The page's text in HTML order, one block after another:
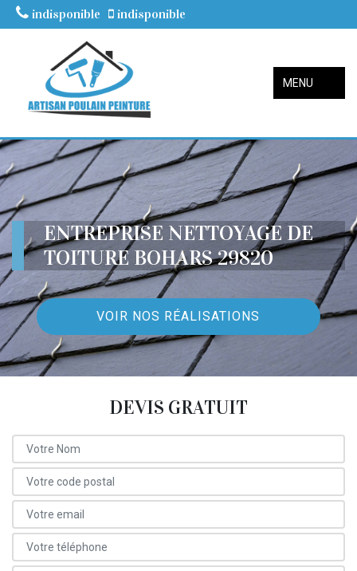
indisponible indisponible
MENU
ENTREPRISE NETTOYAGE DE
TOITURE BOHARS 29820
VOIR NOS RÉALISATIONS
DEVIS GRATUIT